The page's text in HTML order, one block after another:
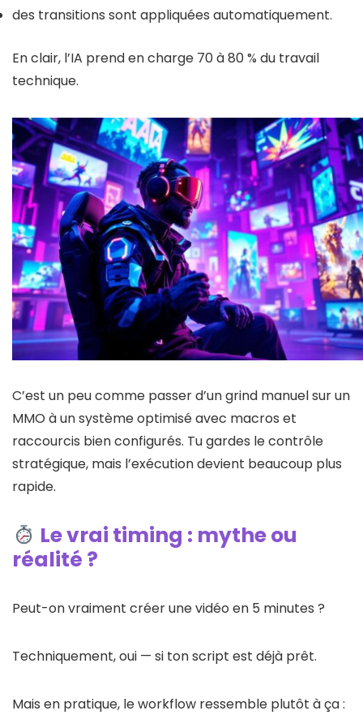
des transitions sont appliquées automatiquement.
En clair, l’IA prend en charge 70 à 80 % du travail
technique.
C’est un peu comme passer d’un grind manuel sur un
MMO à un système optimisé avec macros et
raccourcis bien configurés. Tu gardes le contrôle
stratégique, mais l’exécution devient beaucoup plus
rapide.
Le vrai timing : mythe ou
réalité ?
Peut-on vraiment créer une vidéo en 5 minutes ?
Techniquement, oui — si ton script est déjà prêt.
Mais en pratique, le workflow ressemble plutôt à ça :